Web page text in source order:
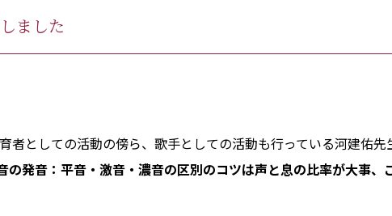
ました
者としての活動の傍ら、歌手としての活動も行っている河建佑先
発音：平音・激音・濃音の区別のコツは声と息の比率が大事、